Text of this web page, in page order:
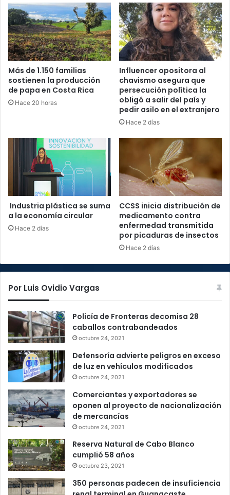
Más de 1.150 familias
sostienen la producción
de papa en Costa Rica
Hace 20 horas
Influencer opositora al
chavismo asegura que
persecución política la
obligó a salir del país y
pedir asilo en el extranjero
Hace 2 días
Industria plástica se suma
a la economía circular
Hace 2 días
CCSS inicia distribución de
medicamento contra
enfermedad transmitida
por picaduras de insectos
Hace 2 días
Por Luis Ovidio Vargas
Policía de Fronteras decomisa 28
caballos contrabandeados
octubre 24, 2021
Defensoría advierte peligros en exceso
de luz en vehículos modificados
octubre 24, 2021
Comerciantes y exportadores se
oponen al proyecto de nacionalización
de mercancías
octubre 24, 2021
Reserva Natural de Cabo Blanco
cumplió 58 años
octubre 23, 2021
350 personas padecen de insuficiencia